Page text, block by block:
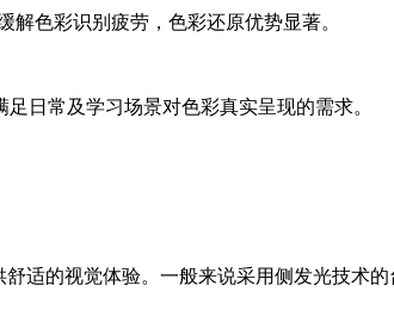
色彩识别疲劳，色彩还原优势显著。
日常及学习场景对色彩真实呈现的需求。
适的视觉体验。一般来说采用侧发光技术